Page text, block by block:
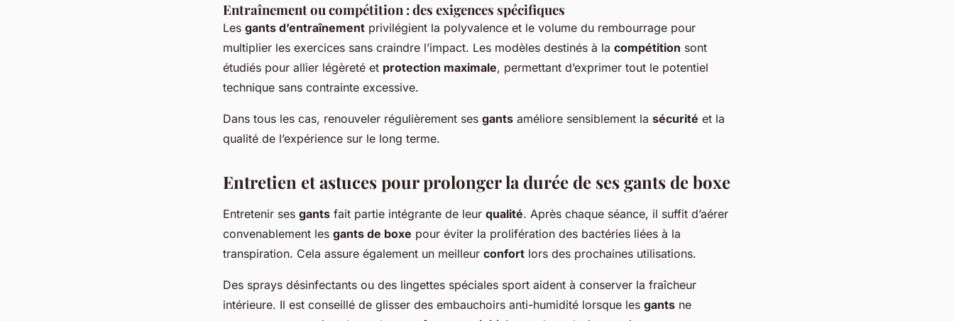
Entraînement ou compétition : des exigences spécifiques
Les gants d’entraînement privilégient la polyvalence et le volume du rembourrage pour
multiplier les exercices sans craindre l’impact. Les modèles destinés à la compétition sont
étudiés pour allier légèreté et protection maximale, permettant d’exprimer tout le potentiel
technique sans contrainte excessive.
Dans tous les cas, renouveler régulièrement ses gants améliore sensiblement la sécurité et la
qualité de l’expérience sur le long terme.
Entretien et astuces pour prolonger la durée de ses gants de boxe
Entretenir ses gants fait partie intégrante de leur qualité. Après chaque séance, il suffit d’aérer
convenablement les gants de boxe pour éviter la prolifération des bactéries liées à la
transpiration. Cela assure également un meilleur confort lors des prochaines utilisations.
Des sprays désinfectants ou des lingettes spéciales sport aident à conserver la fraîcheur
intérieure. Il est conseillé de glisser des embauchoirs anti-humidité lorsque les gants ne